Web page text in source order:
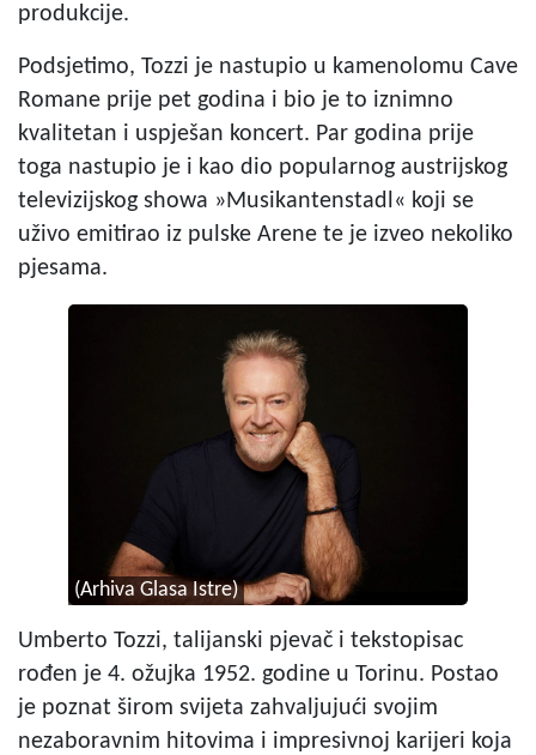
produkcije.
Podsjetimo, Tozzi je nastupio u kamenolomu Cave
Romane prije pet godina i bio je to iznimno
kvalitetan i uspješan koncert. Par godina prije
toga nastupio je i kao dio popularnog austrijskog
televizijskog showa »Musikantenstadl« koji se
uživo emitirao iz pulske Arene te je izveo nekoliko
pjesama.
(Arhiva Glasa Istre)
Umberto Tozzi, talijanski pjevač i tekstopisac
rođen je 4. ožujka 1952. godine u Torinu. Postao
je poznat širom svijeta zahvaljujući svojim
nezaboravnim hitovima i impresivnoj karijeri koja